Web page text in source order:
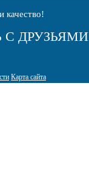
качество!
С ДРУЗЬЯМИ
Карта сайта